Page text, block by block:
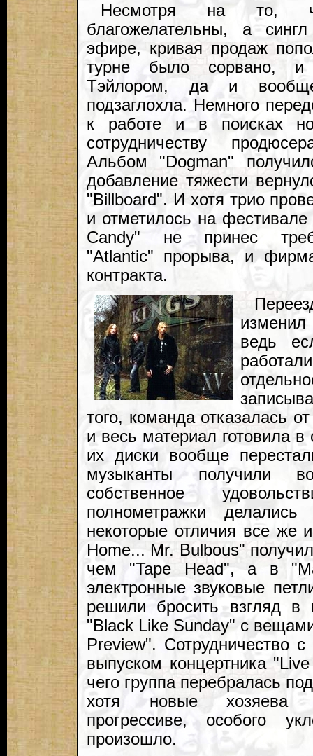
Несмотря на то,
благожелательны, а
эфире, кривая продаж
турне было сорвано, и
Тэйлором, да и вообще
подзаглохла. Немного
к работе и в поисках
сотрудничеству
Альбом "Dogman"
добавление тяжести
"Billboard". И хотя трио
и отметилось на
Candy" не принес
"Atlantic" прорыва, и
контракта.
изменил
ведь
того, команда отказалась
и весь материал готовила
их диски вообще
музыканты получили
собственное
полнометражки
некоторые отличия все же
Home... Mr. Bulbous"
чем "Tape Head", а в
электронные звуковые
решили бросить взгляд в
"Black Like Sunday" с
Preview". Сотрудничество
выпуском концертника
чего группа перебралась
хотя новые хозяева
прогрессиве, особого
произошло.